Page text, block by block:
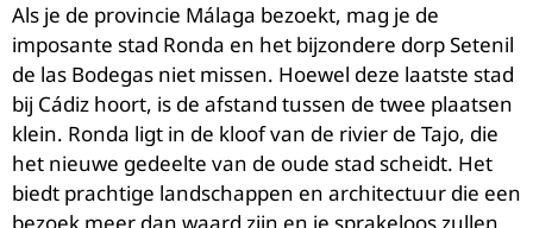
Als je de provincie Málaga bezoekt, mag je de
imposante stad Ronda en het bijzondere dorp Setenil
de las Bodegas niet missen. Hoewel deze laatste stad
bij Cádiz hoort, is de afstand tussen de twee plaatsen
klein. Ronda ligt in de kloof van de rivier de Tajo, die
het nieuwe gedeelte van de oude stad scheidt. Het
biedt prachtige landschappen en architectuur die een